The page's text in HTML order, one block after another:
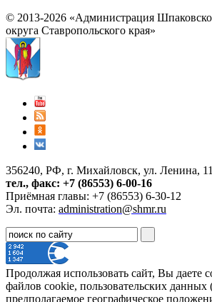
© 2013-2026 «Администрация
округа Ставропольского края»
356240, РФ, г. Михайловск, ул. Ленина,
тел., факс: +7 (86553) 6-00-16
Приёмная главы: +7 (86553) 6-30-12
Эл. почта: administration@shmr.ru
Продолжая использовать сайт, Вы даете
файлов cookie, пользовательских данных
предполагаемое географическое